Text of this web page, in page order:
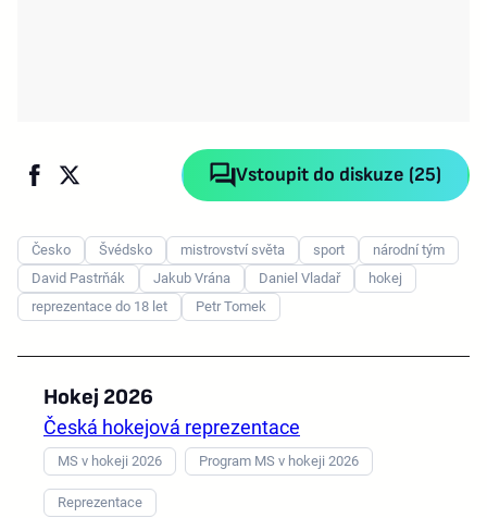
Vstoupit do diskuze (25)
Česko Švédsko mistrovství světa sport
národní tým
David Pastrňák
Jakub Vrána Daniel Vladař
hokej
reprezentace do 18 let
Petr Tomek
Hokej 2026
Česká hokejová reprezentace
MS v hokeji 2026 Program MS v hokeji 2026
Reprezentace